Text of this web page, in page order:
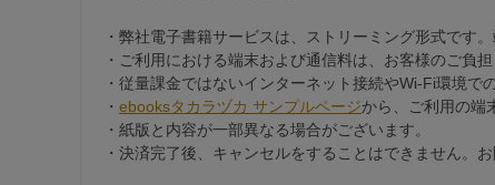
・弊社電子書籍サービスは、ストリーミング形式です
・ご利用における端末および通信料は、お客様のご負担
・従量課金ではないインターネット接続やWi-Fi環境で
・ ebooksタカラヅカ サンプルページから、ご利用の端
・紙版と内容が一部異なる場合がございます。
・決済完了後、キャンセルをすることはできません。